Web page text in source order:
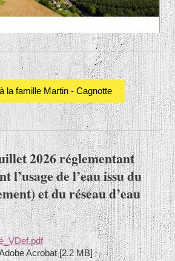
la famille Martin - Cagnotte
2026 réglementant
l’usage de l’eau issu du
et du réseau d’eau
Acrobat [2.2 MB]